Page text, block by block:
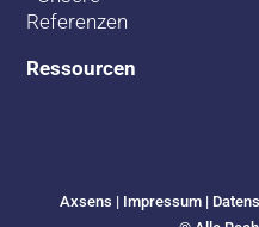
Referenzen
Ressourcen
Axsens | Impressum |